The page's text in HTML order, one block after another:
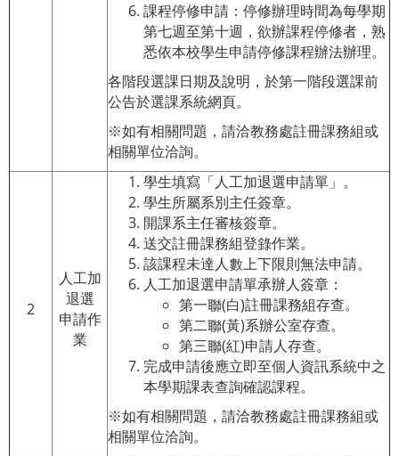
課程停修申請：停修辦理時間為每學期
第七週至第十週，欲辦課程停修者，熟
悉依本校學生申請停修課程辦法辦理。
各階段選課日期及說明，於第一階段選課前
公告於選課系統網頁。
※如有相關問題，請洽教務處註冊課務組或
相關單位洽詢。
2
人工加
退選
申請作
業
學生填寫「人工加退選申請單」。
學生所屬系別主任簽章。
開課系主任審核簽章。
送交註冊課務組登錄作業。
該課程未達人數上下限則無法申請。
人工加退選申請單承辦人簽章：
第一聯(白)註冊課務組存查。
第二聯(黃)系辦公室存查。
第三聯(紅)申請人存查。
完成申請後應立即至個人資訊系統中之
本學期課表查詢確認課程。
※如有相關問題，請洽教務處註冊課務組或
相關單位洽詢。